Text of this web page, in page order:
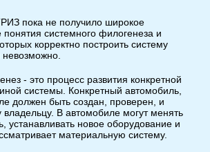
пока не получило широкое
понятия системного филогенеза и
корректно построить систему
невозможно.
- это процесс развития конкретной
системы. Конкретный автомобиль,
должен быть создан, проверен, и
В автомобиле могут менять
устанавливать новое оборудование и
материальную систему.